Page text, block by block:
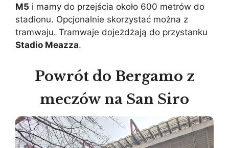
M5 i mamy do przejścia około 600 metrów do
stadionu. Opcjonalnie skorzystać można z
tramwaju. Tramwaje dojeżdżają do przystanku
Stadio Meazza.
Powrót do Bergamo z
meczów na San Siro